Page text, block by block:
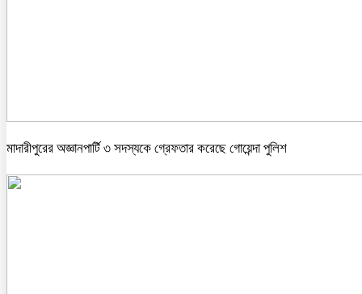
মাদারীপুরের অজ্ঞানপার্টি ৩ সদস্যকে গ্রেফতার করেছে গোয়েন্দা পুলিশ